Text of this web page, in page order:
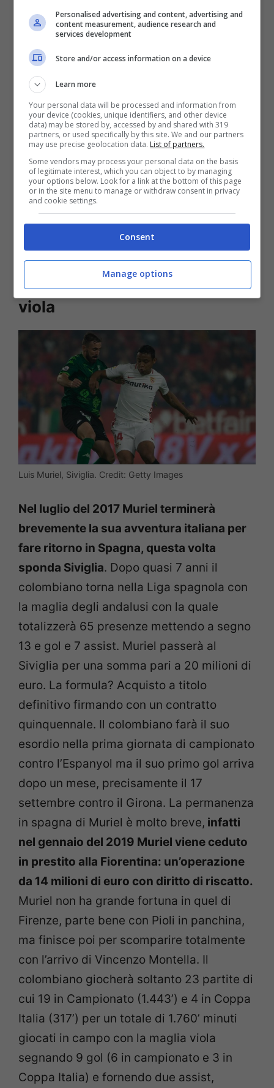
Luis Muriel, Sampdoria. Credit: Getty Images
Muriel indosserà la maglia della Sampdoria
per 2 stagioni, dal 2015 al 2017,
totalizzando 84 presenze con un tabellino
di marcia positivo: 24 gol e 12 assit, di cui
21 in Serie A, 1 in Europa League (turno di
qualificazione) e 2 in Coppa Italia.
Dalla maglia andalusa a quella
viola
Luis Muriel, Siviglia. Credit: Getty Images
Nel luglio del 2017 Muriel terminerà
brevemente la sua avventura italiana per
fare ritorno in Spagna, questa volta
sponda Siviglia. Dopo quasi 7 anni il
colombiano torna nella Liga spagnola con
la maglia degli andalusi con la quale
totalizzerà 65 presenze mettendo a segno
13 e gol e 7 assist. Muriel passerà al
Siviglia per una somma pari a 20 milioni di
euro. La formula? Acquisto a titolo
definitivo firmando con un contratto
quinquennale. Il colombiano farà il suo
esordio nella prima giornata di campionato
contro l’Espanyol ma il suo primo gol arriva
dopo un mese, precisamente il 17
settembre contro il Girona. La permanenza
in spagna di Muriel è molto breve, infatti
nel gennaio del 2019 Muriel viene ceduto
in prestito alla Fiorentina: un’operazione
da 14 milioni di euro con diritto di riscatto.
Muriel non ha grande fortuna in quel di
Firenze, parte bene con Pioli in panchina,
ma finisce poi per scomparire totalmente
con l’arrivo di Vincenzo Montella. Il
colombiano giocherà soltanto 23 partite di
cui 19 in Campionato (1.443’) e 4 in Coppa
Italia (317’) per un totale di 1.760’ minuti
giocati in campo con la maglia viola
segnando 9 gol (6 in campionato e 3 in
Coppa Italia) e fornendo due assist,
Personalised advertising and content, advertising and
content measurement, audience research and
services development
Store and/or access information on a device
Learn more
Your personal data will be processed and information from
your device (cookies, unique identifiers, and other device
data) may be stored by, accessed by and shared with 319
partners, or used specifically by this site. We and our partners
may use precise geolocation data. List of partners.
Some vendors may process your personal data on the basis
of legitimate interest, which you can object to by managing
your options below. Look for a link at the bottom of this page
or in the site menu to manage or withdraw consent in privacy
and cookie settings.
Consent
Manage options